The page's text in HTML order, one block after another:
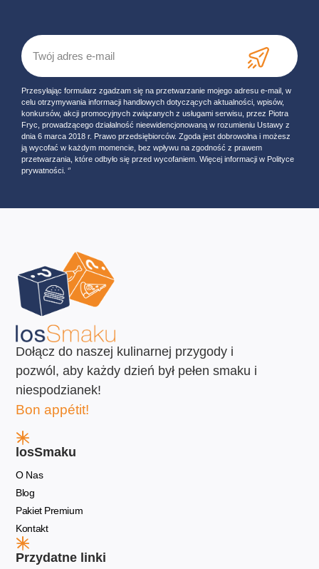
Przesyłając formularz zgadzam się na przetwarzanie mojego adresu e-mail, w
celu otrzymywania informacji handlowych dotyczących aktualności, wpisów,
konkursów, akcji promocyjnych związanych z usługami serwisu, przez Piotra
Fryc, prowadzącego działalność nieewidencjonowaną w rozumieniu Ustawy z
dnia 6 marca 2018 r. Prawo przedsiębiorców. Zgoda jest dobrowolna i możesz
ją wycofać w każdym momencie, bez wpływu na zgodność z prawem
przetwarzania, które odbyło się przed wycofaniem. Więcej informacji w Polityce
prywatności. ‘’
Dołącz do naszej kulinarnej przygody i
pozwól, aby każdy dzień był pełen smaku i
niespodzianek!
Bon appétit!
losSmaku
O Nas
Blog
Pakiet Premium
Kontakt
Przydatne linki